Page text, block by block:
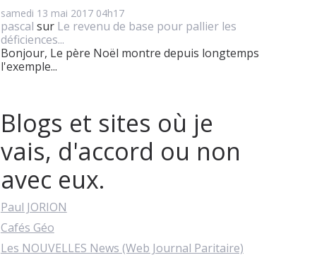
samedi 13 mai 2017 04h17
pascal sur Le revenu de base pour pallier les
déficiences...
Bonjour, Le père Noël montre depuis longtemps
l'exemple...
Blogs et sites où je
vais, d'accord ou non
avec eux.
Paul JORION
Cafés Géo
Les NOUVELLES News (Web Journal Paritaire)